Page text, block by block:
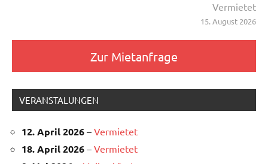
Vermietet
15. August 2026
Zur Mietanfrage
VERANSTALUNGEN
12. April 2026 – Vermietet
18. April 2026 – Vermietet